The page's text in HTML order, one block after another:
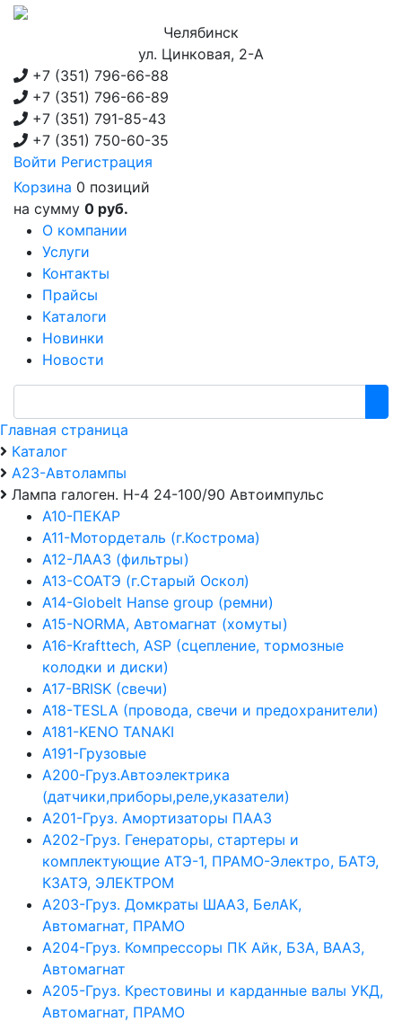
Челябинск
ул. Цинковая, 2-А
+7 (351) 796-66-88
+7 (351) 796-66-89
+7 (351) 791-85-43
+7 (351) 750-60-35
Войти Регистрация
Корзина 0 позиций
на сумму 0 руб.
О компании
Услуги
Контакты
Прайсы
Каталоги
Новинки
Новости
Главная страница
Каталог
А23-Автолампы
Лампа галоген. Н-4 24-100/90 Автоимпульс
А10-ПЕКАР
А11-Мотордеталь (г.Кострома)
А12-ЛААЗ (фильтры)
А13-СОАТЭ (г.Старый Оскол)
А14-Globelt Hanse group (ремни)
А15-NORMA, Автомагнат (хомуты)
А16-Krafttech, ASP (сцепление, тормозные
колодки и диски)
А17-BRISK (свечи)
А18-TESLA (провода, свечи и предохранители)
А181-KENO TANAKI
А191-Грузовые
А200-Груз.Автоэлектрика
(датчики,приборы,реле,указатели)
А201-Груз. Амортизаторы ПААЗ
А202-Груз. Генераторы, стартеры и
комплектующие АТЭ-1, ПРАМО-Электро, БАТЭ,
КЗАТЭ, ЭЛЕКТРОМ
А203-Груз. Домкраты ШААЗ, БелАК,
Автомагнат, ПРАМО
А204-Груз. Компрессоры ПК Айк, БЗА, ВААЗ,
Автомагнат
А205-Груз. Крестовины и карданные валы УКД,
Автомагнат, ПРАМО